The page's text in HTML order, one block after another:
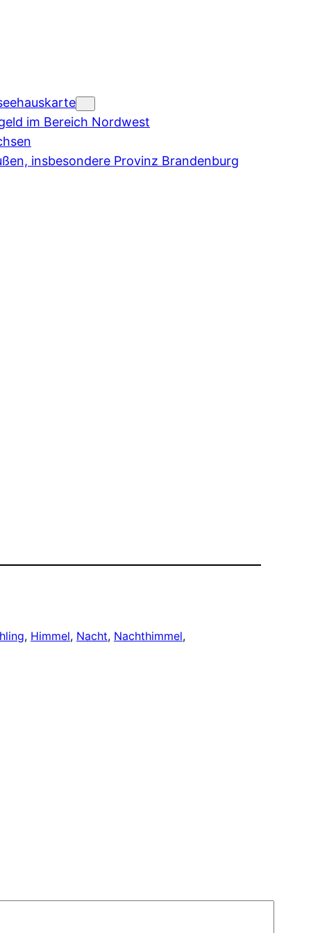
im Bereich Nordwest
insbesondere Provinz Brandenburg
, Himmel, Nacht, Nachthimmel